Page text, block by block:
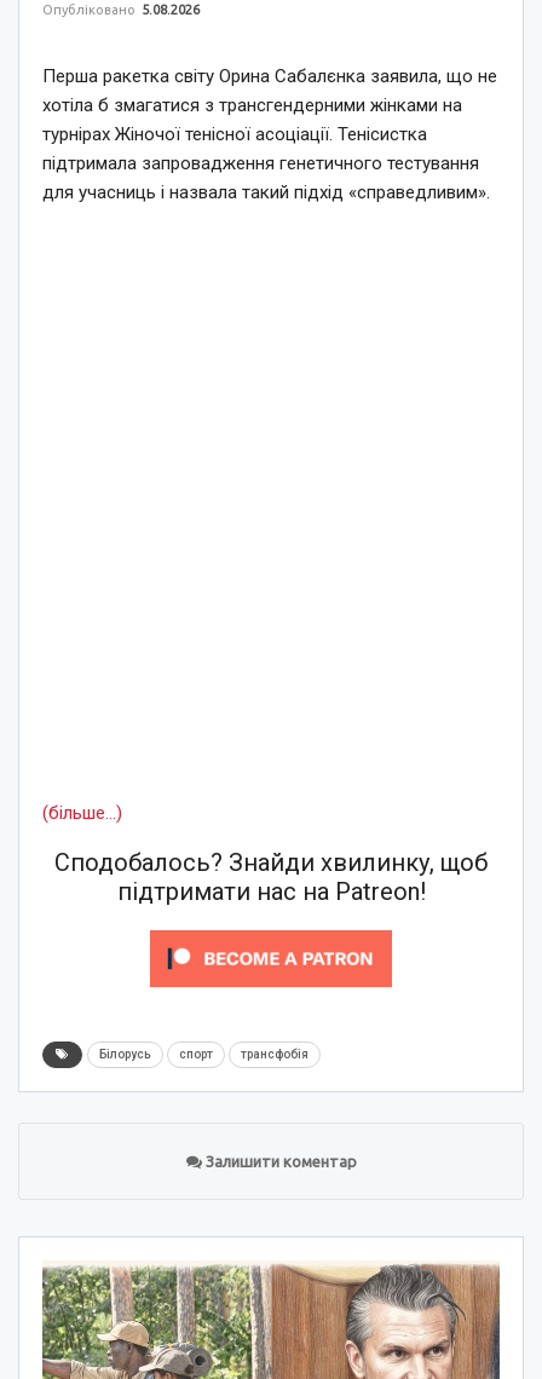
Опубліковано 5.08.2026
Перша ракетка світу Орина Сабалєнка заявила, що не
хотіла б змагатися з трансгендерними жінками на
турнірах Жіночої тенісної асоціації. Тенісистка
підтримала запровадження генетичного тестування
для учасниць і назвала такий підхід «справедливим».
(більше…)
Сподобалось? Знайди хвилинку, щоб
підтримати нас на Patreon!
Білорусь спорт трансфобія
Залишити коментар